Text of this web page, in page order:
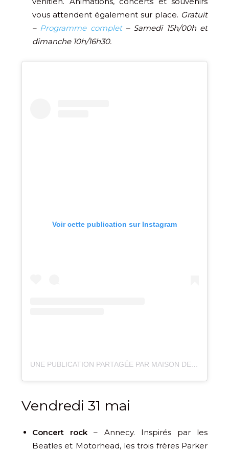
vous attendent également sur place. Gratuit
– Programme complet– Samedi 15h/00h et
dimanche 10h/16h30.
Voir cette publication sur Instagram
UNE PUBLICATION PARTAGÉE PAR MAISON DE CHANAZ 🌻 (@VILLAGEDECHANAZ)
Vendredi 31 mai
Concert rock – Annecy. Inspirés par les
Beatles et Motorhead, les trois frères Parker